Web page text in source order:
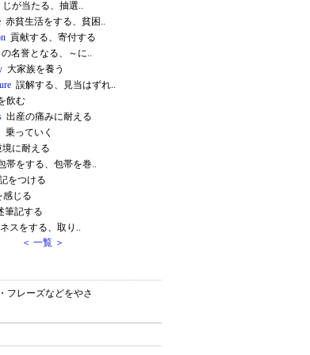
じが当たる、抽選..
赤貧生活をする、貧困..
貢献する、寄付する
の名誉となる、～に..
大家族を養う
誤解する、見当はずれ..
飲む
出産の痛みに耐える
乗っていく
境に耐える
帯をする、包帯を巻..
をつける
感じる
筆記する
スをする、取り..
＜ 一覧 ＞
フレーズなどをやさ